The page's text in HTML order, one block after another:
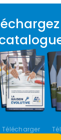
Télécharger